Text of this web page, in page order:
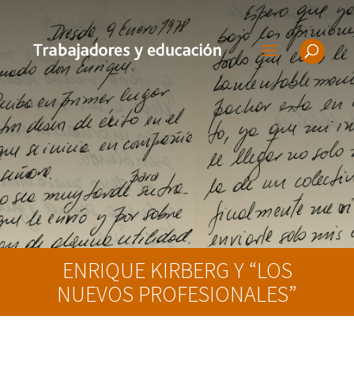
ENRIQUE KIRBERG Y “LOS
NUEVOS PROFESIONALES”